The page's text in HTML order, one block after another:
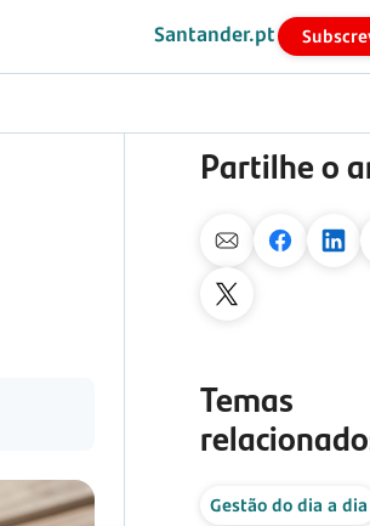
Santander.pt
Partilhe o
Temas
Gestão do dia a dia